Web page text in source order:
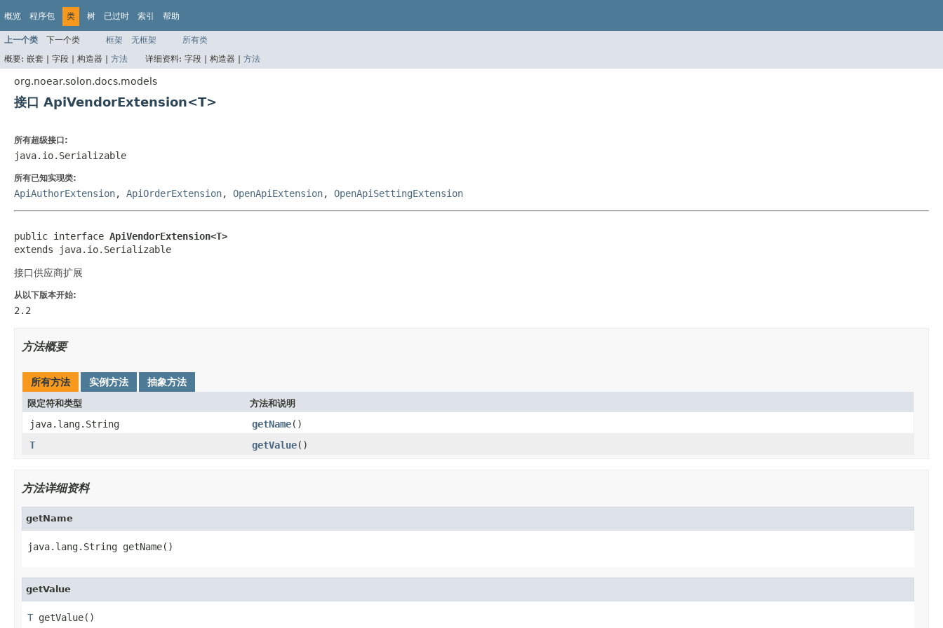
概览 程序包 类 树 已过时 索引 帮助
上一个类 下一个类 框架 无框架
所有类
概要: 嵌套 | 字段 | 构造器 | 方法 详细资料: 字段 | 构造器 | 方法
org.noear.solon.docs.models
接口 ApiVendorExtension<T>
所有超级接口:
java.io.Serializable
所有已知实现类:
ApiAuthorExtension, ApiOrderExtension, OpenApiExtension, OpenApiSettingExtension
public interface ApiVendorExtension<T>
extends java.io.Serializable
接口供应商扩展
从以下版本开始:
2.2
方法概要
所有方法 实例方法 抽象方法
限定符和类型 方法和说明
java.lang.String getName()
T
getValue()
方法详细资料
getName
java.lang.String getName()
getValue
T getValue()